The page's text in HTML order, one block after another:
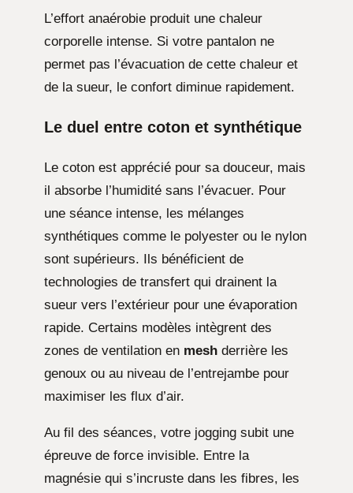
L’effort anaérobie produit une chaleur
corporelle intense. Si votre pantalon ne
permet pas l’évacuation de cette chaleur et
de la sueur, le confort diminue rapidement.
Le duel entre coton et synthétique
Le coton est apprécié pour sa douceur, mais
il absorbe l’humidité sans l’évacuer. Pour
une séance intense, les mélanges
synthétiques comme le polyester ou le nylon
sont supérieurs. Ils bénéficient de
technologies de transfert qui drainent la
sueur vers l’extérieur pour une évaporation
rapide. Certains modèles intègrent des
zones de ventilation en mesh derrière les
genoux ou au niveau de l’entrejambe pour
maximiser les flux d’air.
Au fil des séances, votre jogging subit une
épreuve de force invisible. Entre la
magnésie qui s’incruste dans les fibres, les